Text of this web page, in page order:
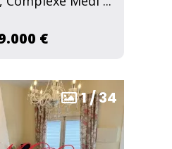
€
1/34